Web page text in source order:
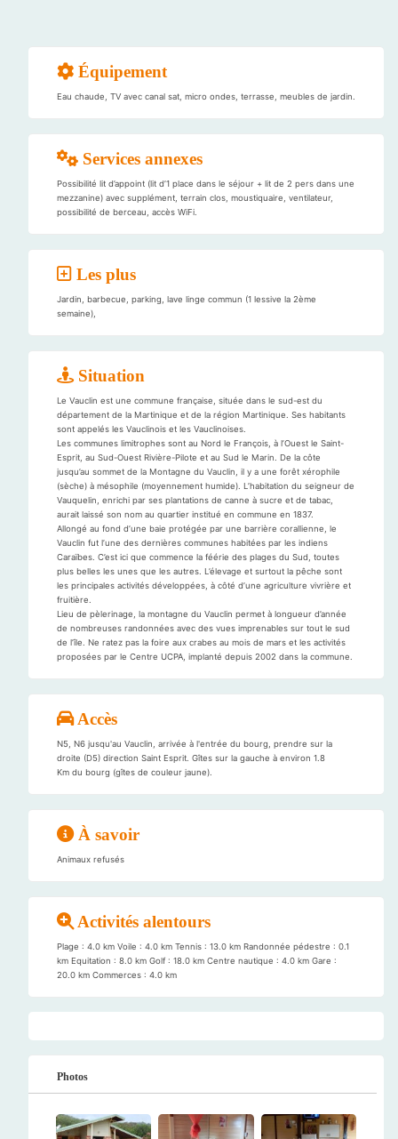
Équipement
Eau chaude, TV avec canal sat, micro ondes, terrasse, meubles de jardin.
Services annexes
Possibilité lit d’appoint (lit d’1 place dans le séjour + lit de 2 pers dans une
mezzanine) avec supplément, terrain clos, moustiquaire, ventilateur,
possibilité de berceau, accès WiFi.
Les plus
Jardin, barbecue, parking, lave linge commun (1 lessive la 2ème
semaine),
Situation
Le Vauclin est une commune française, située dans le sud-est du
département de la Martinique et de la région Martinique. Ses habitants
sont appelés les Vauclinois et les Vauclinoises.
Les communes limitrophes sont au Nord le François, à l’Ouest le Saint-
Esprit, au Sud-Ouest Rivière-Pilote et au Sud le Marin. De la côte
jusqu’au sommet de la Montagne du Vauclin, il y a une forêt xérophile
(sèche) à mésophile (moyennement humide). L’habitation du seigneur de
Vauquelin, enrichi par ses plantations de canne à sucre et de tabac,
aurait laissé son nom au quartier institué en commune en 1837.
Allongé au fond d’une baie protégée par une barrière corallienne, le
Vauclin fut l’une des dernières communes habitées par les indiens
Caraïbes. C’est ici que commence la féérie des plages du Sud, toutes
plus belles les unes que les autres. L’élevage et surtout la pêche sont
les principales activités développées, à côté d’une agriculture vivrière et
fruitière.
Lieu de pèlerinage, la montagne du Vauclin permet à longueur d’année
de nombreuses randonnées avec des vues imprenables sur tout le sud
de l’île. Ne ratez pas la foire aux crabes au mois de mars et les activités
proposées par le Centre UCPA, implanté depuis 2002 dans la commune.
Accès
N5, N6 jusqu'au Vauclin, arrivée à l'entrée du bourg, prendre sur la
droite (D5) direction Saint Esprit. Gîtes sur la gauche à environ 1.8
Km du bourg (gîtes de couleur jaune).
À savoir
Animaux refusés
Activités alentours
Plage : 4.0 km Voile : 4.0 km Tennis : 13.0 km Randonnée pédestre : 0.1
km Equitation : 8.0 km Golf : 18.0 km Centre nautique : 4.0 km Gare :
20.0 km Commerces : 4.0 km
Photos